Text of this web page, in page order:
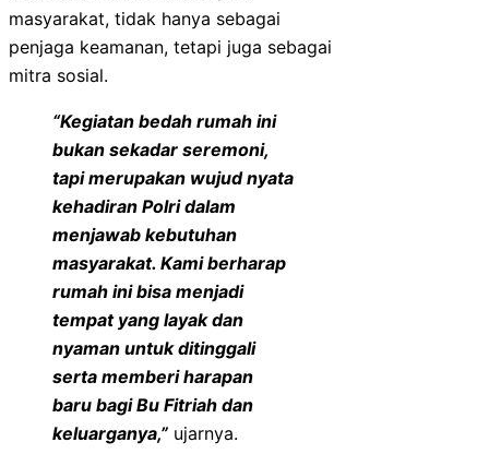
masyarakat, tidak hanya sebagai
penjaga keamanan, tetapi juga sebagai
mitra sosial.
“Kegiatan bedah rumah ini
bukan sekadar seremoni,
tapi merupakan wujud nyata
kehadiran Polri dalam
menjawab kebutuhan
masyarakat. Kami berharap
rumah ini bisa menjadi
tempat yang layak dan
nyaman untuk ditinggali
serta memberi harapan
baru bagi Bu Fitriah dan
keluarganya,” ujarnya.